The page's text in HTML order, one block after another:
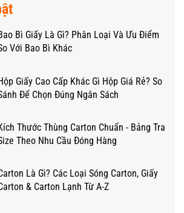
Bì Giấy Là Gì? Phân Loại Và Ưu Điểm
Với Bao Bì Khác
Giấy Cao Cấp Khác Gì Hộp Giá Rẻ? So
Để Chọn Đúng Ngân Sách
Thước Thùng Carton Chuẩn - Bảng Tra
Theo Nhu Cầu Đóng Hàng
Là Gì? Các Loại Sóng Carton, Giấy
& Carton Lạnh Từ A-Z